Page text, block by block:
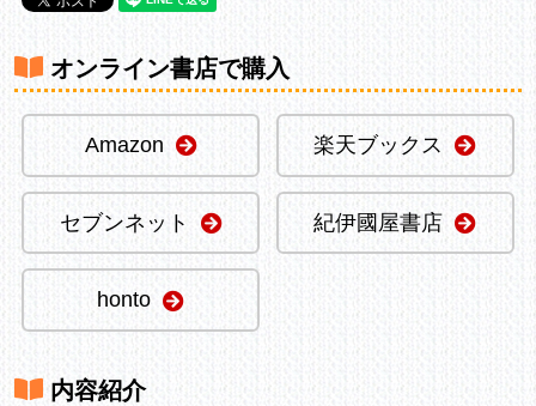
オンライン書店で購入
Amazon 楽天ブックス
セブンネット 紀伊國屋書店
honto
内容紹介